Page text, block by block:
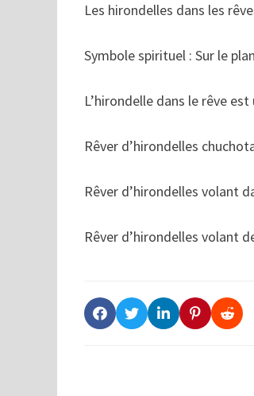
Les hirondelles dans les
Symbole spirituel : Sur le
L’hirondelle dans le rêve
Rêver d’hirondelles
Rêver d’hirondelles volant
Rêver d’hirondelles volant